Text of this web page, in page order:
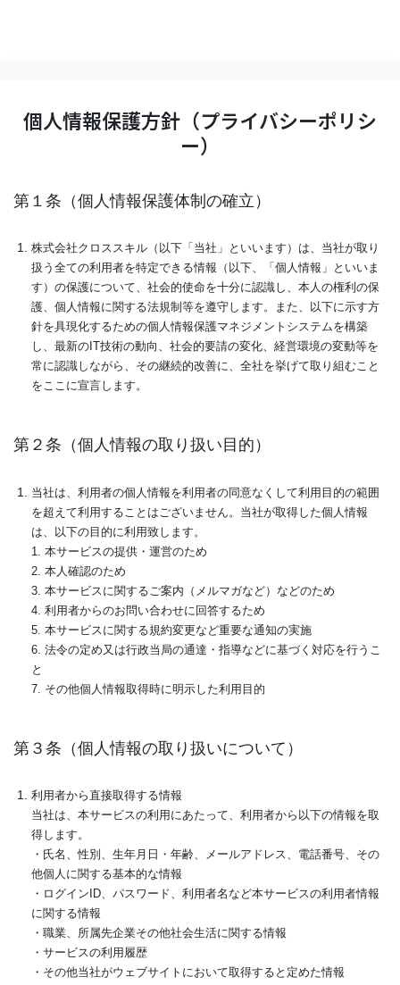
個人情報保護方針（プライバシーポリシ
ー）
第１条（個人情報保護体制の確立）
株式会社クロススキル（以下「当社」といいます）は、当社が取り
扱う全ての利用者を特定できる情報（以下、「個人情報」といいま
す）の保護について、社会的使命を十分に認識し、本人の権利の保
護、個人情報に関する法規制等を遵守します。また、以下に示す方
針を具現化するための個人情報保護マネジメントシステムを構築
し、最新のIT技術の動向、社会的要請の変化、経営環境の変動等を
常に認識しながら、その継続的改善に、全社を挙げて取り組むこと
をここに宣言します。
第２条（個人情報の取り扱い目的）
当社は、利用者の個人情報を利用者の同意なくして利用目的の範囲
を超えて利用することはございません。当社が取得した個人情報
は、以下の目的に利用致します。
1. 本サービスの提供・運営のため
2. 本人確認のため
3. 本サービスに関するご案内（メルマガなど）などのため
4. 利用者からのお問い合わせに回答するため
5. 本サービスに関する規約変更など重要な通知の実施
6. 法令の定め又は行政当局の通達・指導などに基づく対応を行うこ
と
7. その他個人情報取得時に明示した利用目的
第３条（個人情報の取り扱いについて）
利用者から直接取得する情報
当社は、本サービスの利用にあたって、利用者から以下の情報を取
得します。
・氏名、性別、生年月日・年齢、メールアドレス、電話番号、その
他個人に関する基本的な情報
・ログインID、パスワード、利用者名など本サービスの利用者情報
に関する情報
・職業、所属先企業その他社会生活に関する情報
・サービスの利用履歴
・その他当社がウェブサイトにおいて取得すると定めた情報